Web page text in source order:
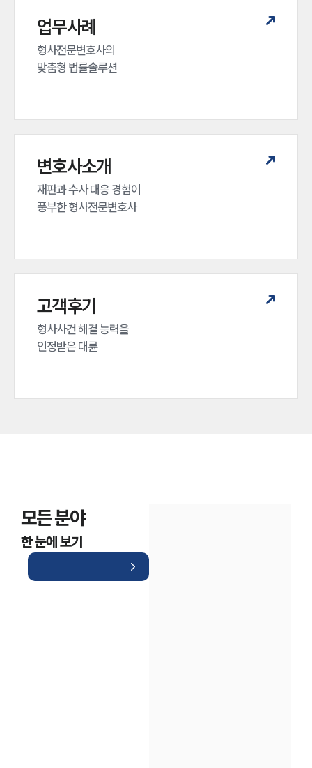
업무사례
형사전문변호사의
맞춤형 법률솔루션
변호사소개
재판과 수사 대응 경험이
풍부한 형사전문변호사
고객후기
형사사건 해결 능력을
인정받은 대륜
모든 분야
한 눈에 보기